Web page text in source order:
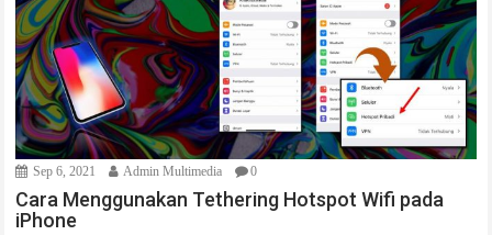
Sep 6, 2021 Admin Multimedia 0
Cara Menggunakan Tethering Hotspot Wifi pada
iPhone